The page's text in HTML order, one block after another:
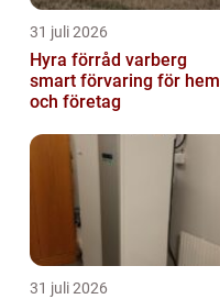
31 juli 2026
Hyra förråd varberg
smart förvaring för hem
och företag
31 juli 2026